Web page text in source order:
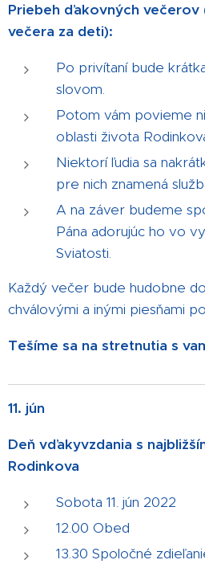
Priebeh ďakovných
večera za deti):
Po privítaní bude
slovom.
Potom vám povieme
oblasti života
Niektorí ľudia sa
pre nich znamená
A na záver budeme
Pána adorujúc ho vo
Sviatosti.
Každý večer bude hudobne
chválovými a inými piesňami
Tešíme sa na stretnutia s
11. jún
Deň vďakyvzdania s
Rodinkova
Sobota 11. jún 2022
12.00 Obed
13.30 Spoločné